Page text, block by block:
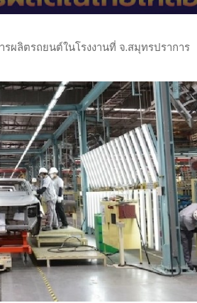
ผลิตรถยนต์ในโรงงานที่ จ.สมุทรปราการ